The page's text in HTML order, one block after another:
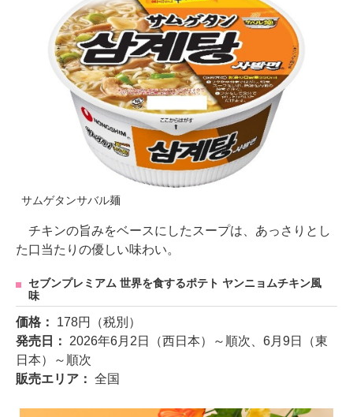
サムゲタンサバル麺
チキンの旨みをベースにしたスープは、あっさりとし
た口当たりの優しい味わい。
セブンプレミアム 世界を食するポテト ヤンニョムチキン風
味
価格： 178円（税別）
発売日： 2026年6月2日（西日本）～順次、6月9日（東
日本）～順次
販売エリア： 全国